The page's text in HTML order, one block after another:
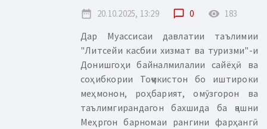
date_range 20.10.2025, 13:29 chat_bubble_outline 0 remove_red_eye 183
Дар Муассисаи давлатии таълимии
"Литсейи касбии хизмат ва туризми"-и
Донишгоҳи байналмилалии сайёҳӣ ва
соҳибкории Тоҷикистон бо иштироки
меҳмонон, роҳбарият, омӯзгорон ва
таълимгирандагон бахшида ба ҷашни
Меҳргон барномаи рангини фарҳангӣ